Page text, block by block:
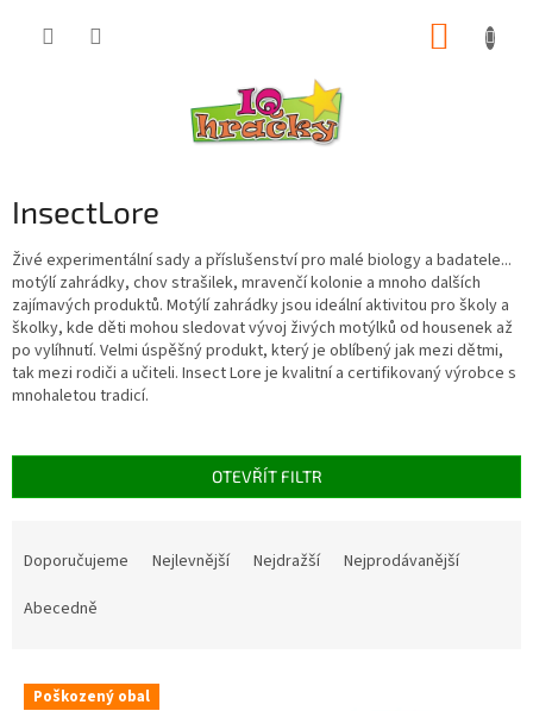
InsectLore
Živé experimentální sady a příslušenství pro malé biology a badatele...
motýlí zahrádky, chov strašilek, mravenčí kolonie a mnoho dalších
zajímavých produktů. Motýlí zahrádky jsou ideální aktivitou pro školy a
školky, kde děti mohou sledovat vývoj živých motýlků od housenek až
po vylíhnutí. Velmi úspěšný produkt, který je oblíbený jak mezi dětmi,
tak mezi rodiči a učiteli. Insect Lore je kvalitní a certifikovaný výrobce s
mnohaletou tradicí.
OTEVŘÍT FILTR
p
Doporučujeme Nejlevnější Nejdražší
Nejprodávanější
Abecedně
V Poškozený obal